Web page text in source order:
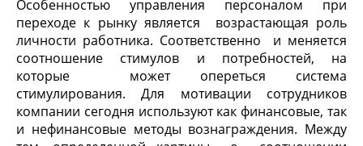
Особенностью управления персоналом при
переходе к рынку является возрастающая роль
личности работника. Соответственно и меняется
соотношение стимулов и потребностей, на
которые может опереться система
стимулирования. Для мотивации сотрудников
компании сегодня используют как финансовые, так
и нефинансовые методы вознаграждения. Между